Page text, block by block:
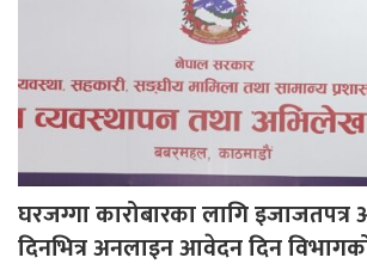
घरजग्गा कारोबारका लागि इजाजतपत्र
दिनभित्र अनलाइन आवेदन दिन